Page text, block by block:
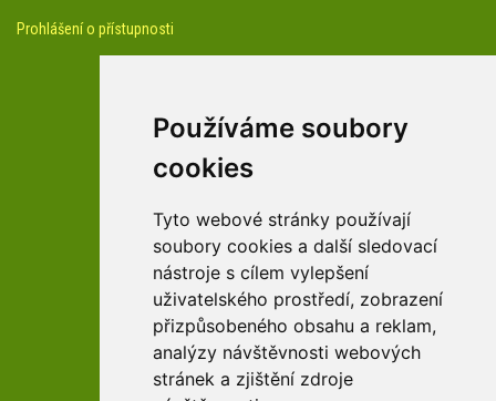
Používáme soubory
cookies
Tyto webové stránky používají
soubory cookies a další sledovací
nástroje s cílem vylepšení
uživatelského prostředí, zobrazení
přizpůsobeného obsahu a reklam,
analýzy návštěvnosti webových
stránek a zjištění zdroje
Prohlášení o přístupnosti
Youtube kanál arboreta